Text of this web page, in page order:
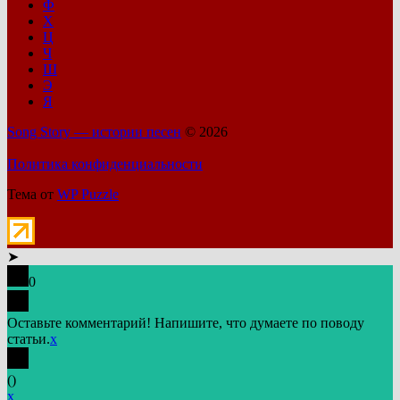
Ф
Х
Ц
Ч
Ш
Э
Я
Song Story — истории песен © 2026
Политика конфиденциальности
Тема от WP Puzzle
➤
0
Оставьте комментарий! Напишите, что думаете по поводу
статьи.x
()
x